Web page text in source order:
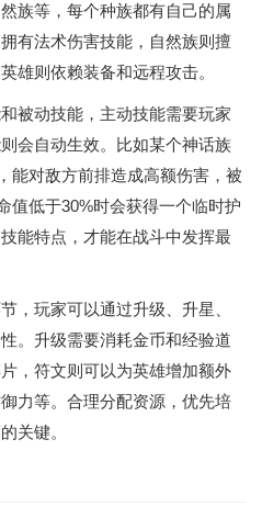
族等，每个种族都有自己的属
有法术伤害技能，自然族则擅
雄则依赖装备和远程攻击。
被动技能，主动技能需要玩家
会自动生效。比如某个神话族
能对敌方前排造成高额伤害，被
值低于30%时会获得一个临时护
能特点，才能在战斗中发挥最
，玩家可以通过升级、升星、
。升级需要消耗金币和经验道
，符文则可以为英雄增加额外
力等。合理分配资源，优先培
关键。